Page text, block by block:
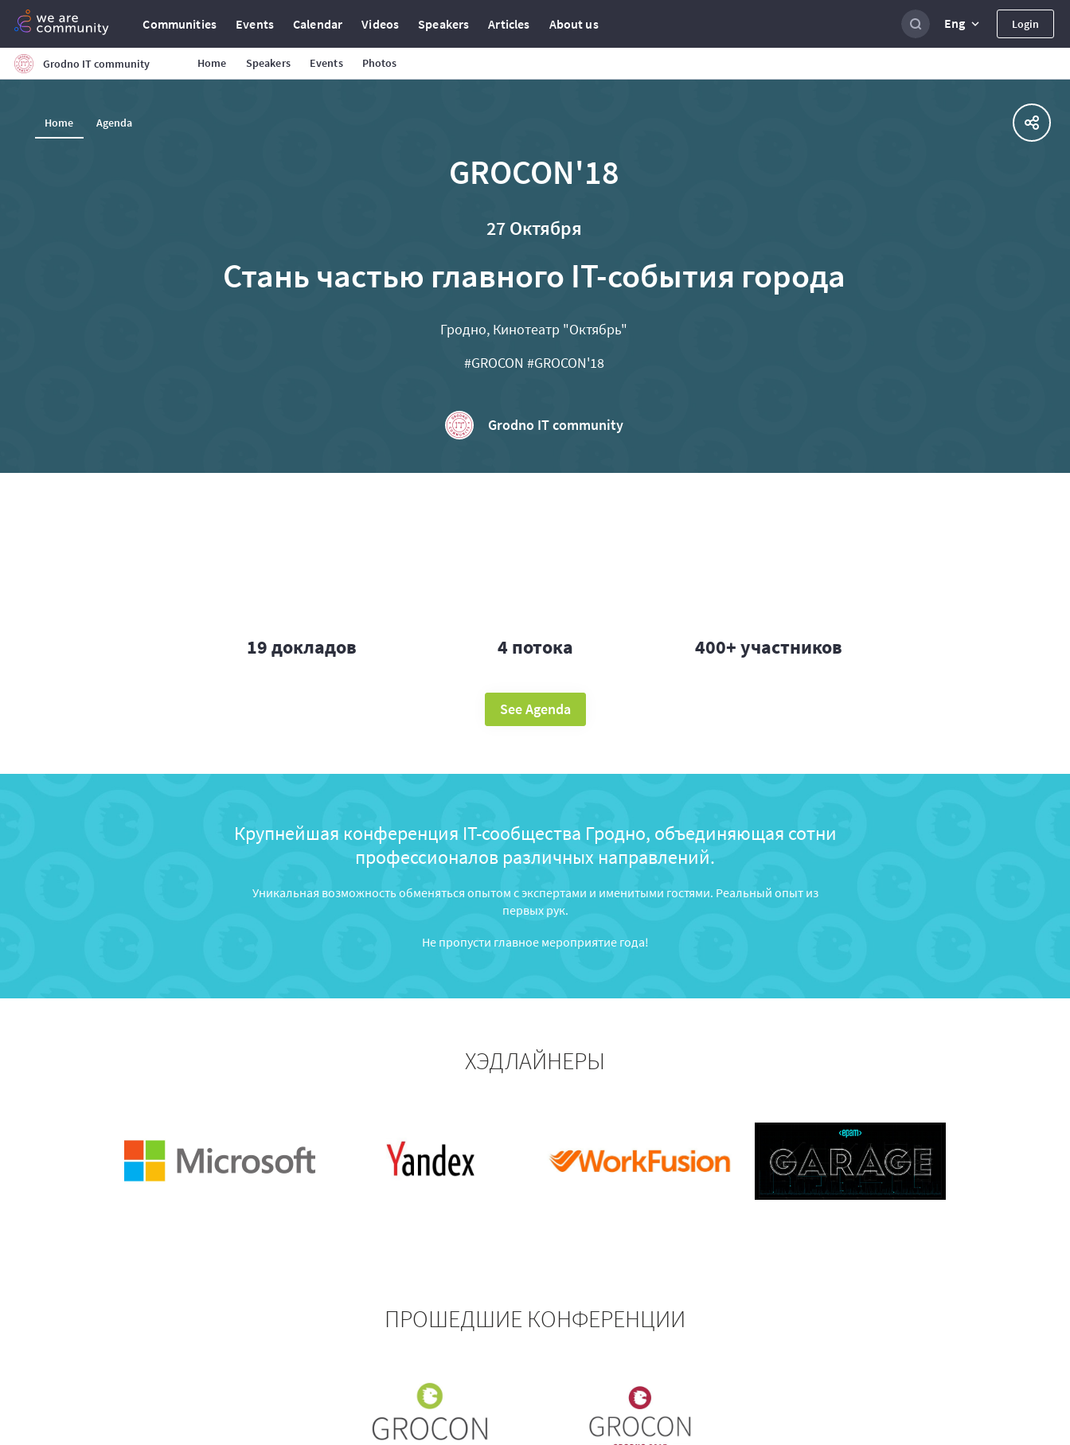
Communities Events Calendar Videos Speakers Articles About us Eng Login
Grodno IT community Home Speakers Events Photos
Home Agenda
GROCON'18
27 Октября
Стань частью главного IT-события города
Гродно, Кинотеатр "Октябрь"
#GROCON #GROCON'18
Grodno IT community
19 докладов 4 потока 400+ участников
See Agenda
Крупнейшая конференция IT-сообщества Гродно, объединяющая сотни
профессионалов различных направлений.
Уникальная возможность обменяться опытом с экспертами и именитыми гостями. Реальный опыт из
первых рук.
Не пропусти главное мероприятие года!
ХЭДЛАЙНЕРЫ
ПРОШЕДШИЕ КОНФЕРЕНЦИИ